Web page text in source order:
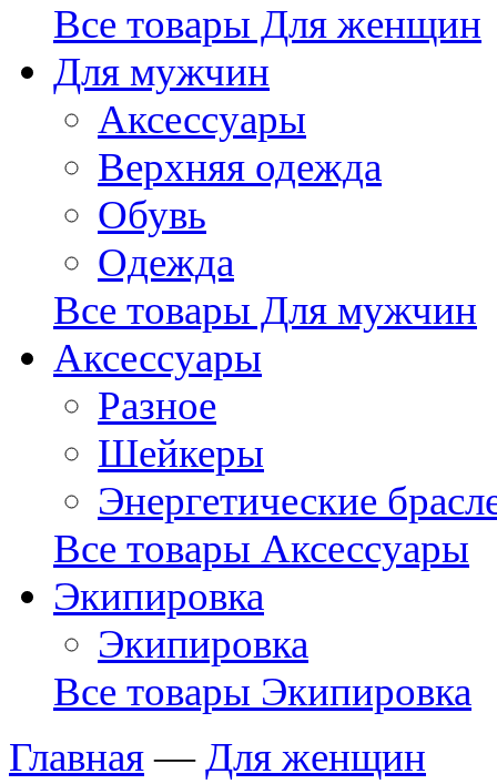
Все товары Для женщин
Для мужчин
Аксессуары
Верхняя одежда
Обувь
Одежда
Все товары Для мужчин
Аксессуары
Разное
Шейкеры
Энергетические
Все товары Аксессуары
Экипировка
Экипировка
Все товары Экипировка
Главная—Для женщин